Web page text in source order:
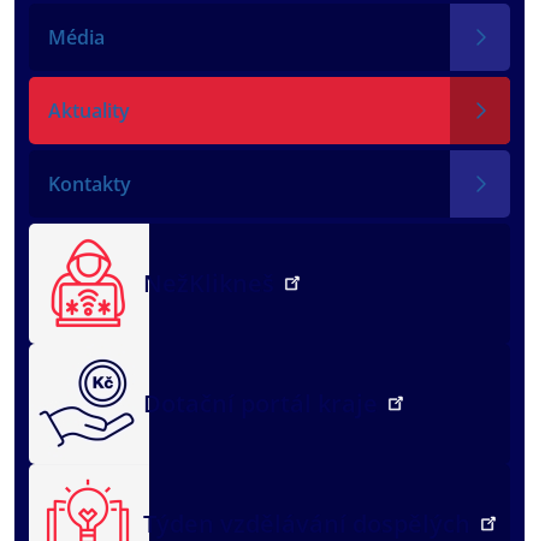
Média
Aktuality
Kontakty
NežKlikneš
Dotační portál kraje
Týden vzdělávání dospělých